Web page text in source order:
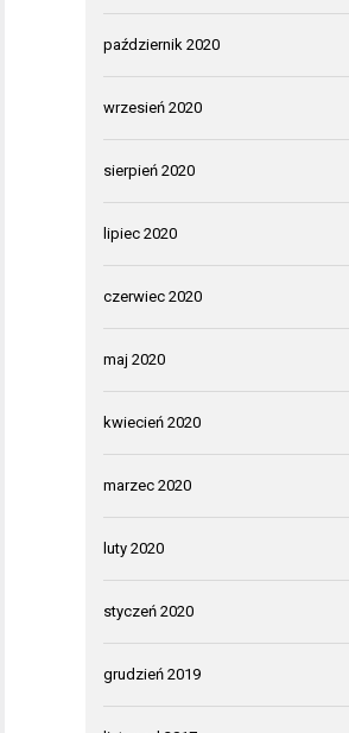
październik 2020
wrzesień 2020
sierpień 2020
lipiec 2020
czerwiec 2020
maj 2020
kwiecień 2020
marzec 2020
luty 2020
styczeń 2020
grudzień 2019